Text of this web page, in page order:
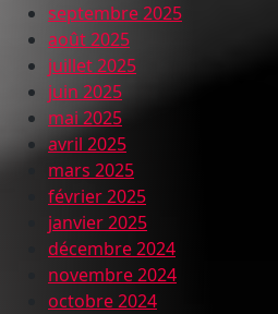
septembre 2025
août 2025
juillet 2025
juin 2025
mai 2025
avril 2025
mars 2025
février 2025
janvier 2025
décembre 2024
novembre 2024
octobre 2024